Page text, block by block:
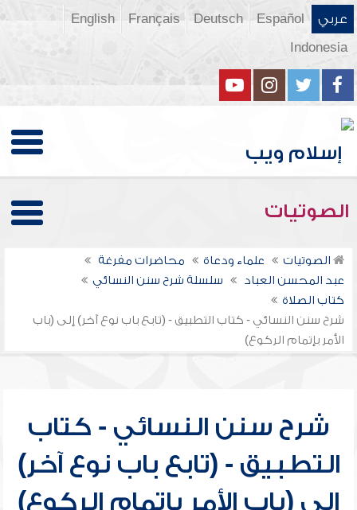
عربي Español
Deutsch
Français
English
Indonesia
الصوتيات
الصوتيات علماء ودعاة
محاضرات مفرغة
عبد المحسن العباد
سلسلة شرح سنن النسائي
كتاب الصلاة
شرح سنن النسائي - كتاب التطبيق - (تابع باب نوع آخر) إلى (باب
الأمر بإتمام الركوع)
شرح سنن النسائي - كتاب
التطبيق - (تابع باب نوع آخر)
إلى (باب الأمر بإتمام الركوع)